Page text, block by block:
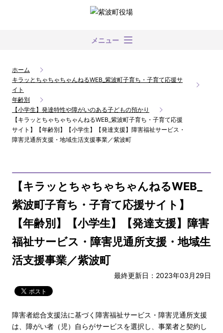
メニュー
ホーム
キラッとちゃちゃちゃんねるWEB_紫波町子育ち・子育て応援サ
イト
年齢別
【小学生】発達特性や障がいのある子どもの預かり
【キラッとちゃちゃちゃんねるWEB_紫波町子育ち・子育て応援
サイト】【年齢別】【小学生】【発達支援】障害福祉サービス・
障害児通所支援・地域生活支援事業／紫波町
【キラッとちゃちゃちゃんねるWEB_
紫波町子育ち・子育て応援サイト】
【年齢別】【小学生】【発達支援】障害
福祉サービス・障害児通所支援・地域生
活支援事業／紫波町
最終更新日：2023年03月29日
障害者総合支援法に基づく障害福祉サービス・障害児通所支援
は、障がい者（児）自らがサービスを選択し、事業者と契約し